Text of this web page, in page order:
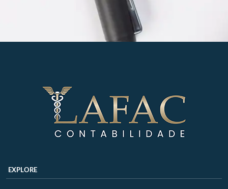
EXPLORE